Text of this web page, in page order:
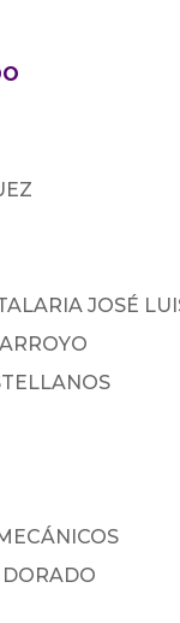
JOSÉ
DORADO